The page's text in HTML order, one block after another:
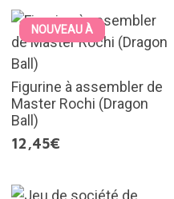
NOUVEAU À
Figurine à assembler de
Master Rochi (Dragon
Ball)
12,45€